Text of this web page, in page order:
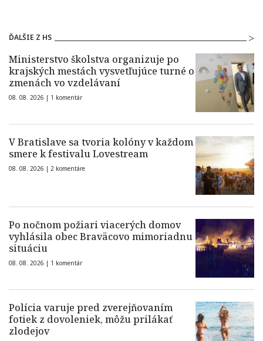
ĎALŠIE Z HS
Ministerstvo školstva organizuje po
krajských mestách vysvetľujúce turné o
zmenách vo vzdelávaní
08. 08. 2026 | 1 komentár
V Bratislave sa tvoria kolóny v každom
smere k festivalu Lovestream
08. 08. 2026 | 2 komentáre
Po nočnom požiari viacerých domov
vyhlásila obec Braväcovo mimoriadnu
situáciu
08. 08. 2026 | 1 komentár
Polícia varuje pred zverejňovaním
fotiek z dovoleniek, môžu prilákať
zlodejov